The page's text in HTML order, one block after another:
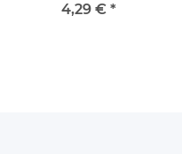
4,29 € *